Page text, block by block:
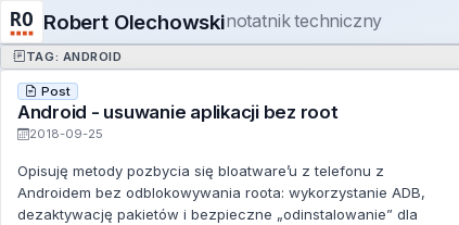
Robert Olechowskinotatnik techniczny
TAG: ANDROID
Post
Android - usuwanie aplikacji bez root
2018-09-25
Opisuję metody pozbycia się bloatware’u z telefonu z
Androidem bez odblokowywania roota: wykorzystanie ADB,
dezaktywację pakietów i bezpieczne „odinstalowanie” dla